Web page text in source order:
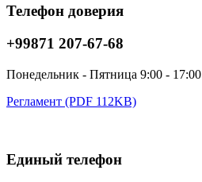
Телефон доверия
+99871 207-67-68
Понедельник - Пятница 9:00 - 17:00
Регламент (PDF 112KB)
Единый телефон